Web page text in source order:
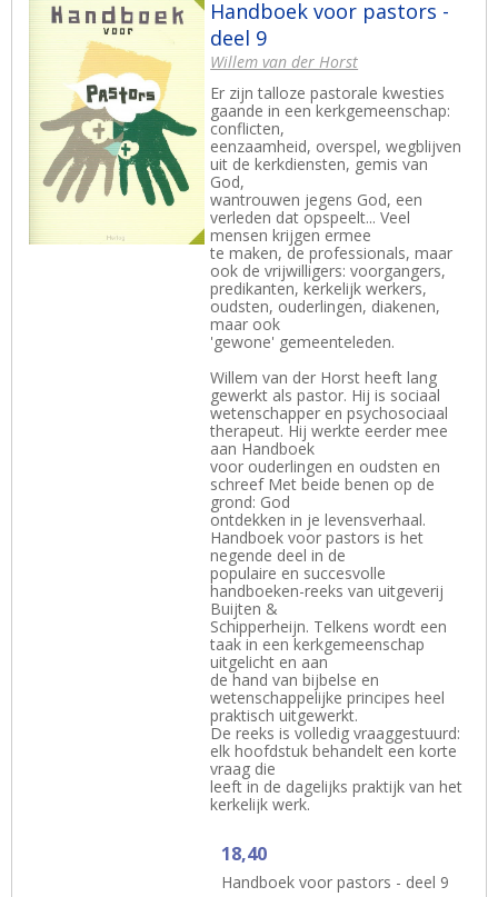
Handboek voor pastors -
deel 9
Willem van der Horst
Er zijn talloze pastorale kwesties
gaande in een kerkgemeenschap:
conflicten,
eenzaamheid, overspel, wegblijven
uit de kerkdiensten, gemis van
God,
wantrouwen jegens God, een
verleden dat opspeelt... Veel
mensen krijgen ermee
te maken, de professionals, maar
ook de vrijwilligers: voorgangers,
predikanten, kerkelijk werkers,
oudsten, ouderlingen, diakenen,
maar ook
'gewone' gemeenteleden.
Willem van der Horst heeft lang
gewerkt als pastor. Hij is sociaal
wetenschapper en psychosociaal
therapeut. Hij werkte eerder mee
aan Handboek
voor ouderlingen en oudsten en
schreef Met beide benen op de
grond: God
ontdekken in je levensverhaal.
Handboek voor pastors is het
negende deel in de
populaire en succesvolle
handboeken-reeks van uitgeverij
Buijten &
Schipperheijn. Telkens wordt een
taak in een kerkgemeenschap
uitgelicht en aan
de hand van bijbelse en
wetenschappelijke principes heel
praktisch uitgewerkt.
De reeks is volledig vraaggestuurd:
elk hoofdstuk behandelt een korte
vraag die
leeft in de dagelijks praktijk van het
kerkelijk werk.
18,40
Handboek voor pastors - deel 9